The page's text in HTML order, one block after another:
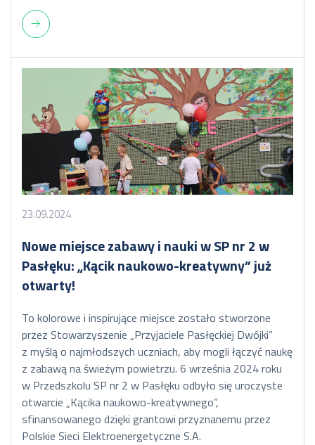
23.09.2024
Nowe miejsce zabawy i nauki w SP nr 2 w
Pasłęku: „Kącik naukowo-kreatywny” już
otwarty!
To kolorowe i inspirujące miejsce zostało stworzone
przez Stowarzyszenie „Przyjaciele Pasłęckiej Dwójki”
z myślą o najmłodszych uczniach, aby mogli łączyć naukę
z zabawą na świeżym powietrzu. 6 września 2024 roku
w Przedszkolu SP nr 2 w Pasłęku odbyło się uroczyste
otwarcie „Kącika naukowo-kreatywnego”,
sfinansowanego dzięki grantowi przyznanemu przez
Polskie Sieci Elektroenergetyczne S.A.